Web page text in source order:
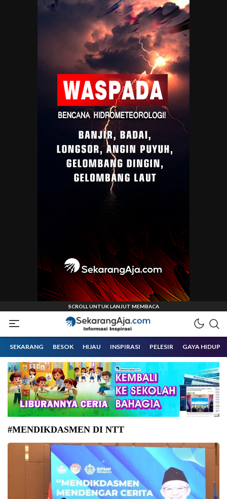
Sekarangaja
Informasi Inspirasi Malang Raya
SEKARANG BESOK HIJAU INSPIRASI PELESIR GAYA HIDUP
#MENDIKDASMEN DI NTT
Mendikdasmen Abdul Mu'ti hadir dalam kegiatan bertajuk
“Mendikdasmen Mendengar Cerita Pendidikan NTT” yang
diselenggarakan di Kupang, NTT. (Foto: Biro Kerja Sama dan Hubungan
Masyarakat Kemendikdasmen)